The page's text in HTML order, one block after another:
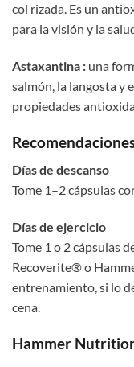
col rizada. Es un
para la visión y la
Astaxantina : una
salmón, la langosta y
propiedades
Días de descanso
Tome 1–2 cápsulas
Días de ejercicio
Tome 1 o 2 cápsulas
Recoverite® o
entrenamiento, si lo
cena.
Hammer